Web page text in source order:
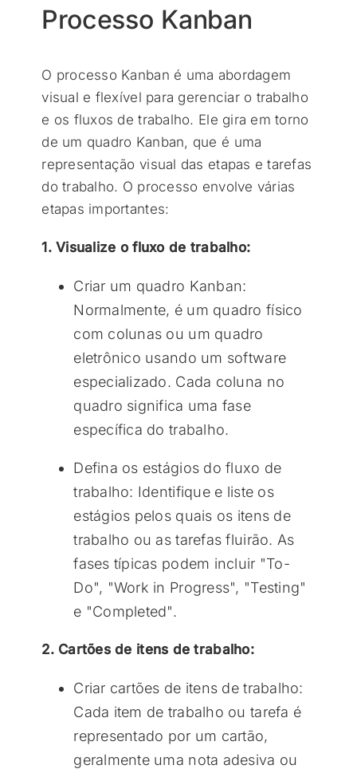
Processo Kanban
O processo Kanban é uma abordagem
visual e flexível para gerenciar o trabalho
e os fluxos de trabalho. Ele gira em torno
de um quadro Kanban, que é uma
representação visual das etapas e tarefas
do trabalho. O processo envolve várias
etapas importantes:
1. Visualize o fluxo de trabalho:
Criar um quadro Kanban:
Normalmente, é um quadro físico
com colunas ou um quadro
eletrônico usando um software
especializado. Cada coluna no
quadro significa uma fase
específica do trabalho.
Defina os estágios do fluxo de
trabalho: Identifique e liste os
estágios pelos quais os itens de
trabalho ou as tarefas fluirão. As
fases típicas podem incluir "To-
Do", "Work in Progress", "Testing"
e "Completed".
2. Cartões de itens de trabalho:
Criar cartões de itens de trabalho:
Cada item de trabalho ou tarefa é
representado por um cartão,
geralmente uma nota adesiva ou